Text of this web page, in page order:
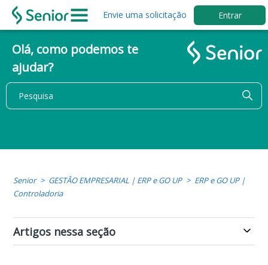
Envie uma solicitação Entrar
Olá, como podemos te
ajudar?
Senior GESTÃO EMPRESARIAL | ERP e GO UP
ERP e GO UP |
Controladoria
Artigos nessa seção